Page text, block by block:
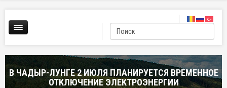
В ЧАДЫР-ЛУНГЕ 2 ИЮЛЯ ПЛАНИРУЕТСЯ ВРЕМЕННОЕ
ОТКЛЮЧЕНИЕ ЭЛЕКТРОЭНЕРГИИ